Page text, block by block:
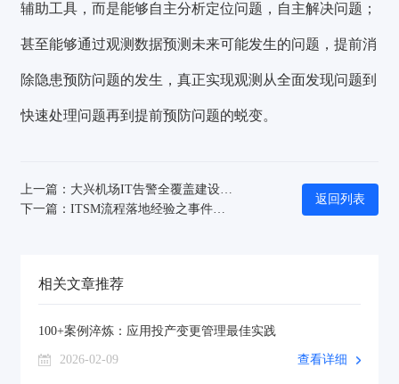
辅助工具，而是能够自主分析定位问题，自主解决问题；
甚至能够通过观测数据预测未来可能发生的问题，提前消
除隐患预防问题的发生，真正实现观测从全面发现问题到
快速处理问题再到提前预防问题的蜕变。
上一篇：大兴机场IT告警全覆盖建设之路，引领业务持续性显著提升
下一篇：ITSM流程落地经验之事件管理
返回列表
相关文章推荐
100+案例淬炼：应用投产变更管理最佳实践
2026-02-09 查看详细